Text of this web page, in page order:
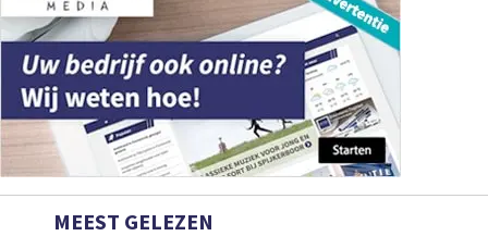
MEEST GELEZEN